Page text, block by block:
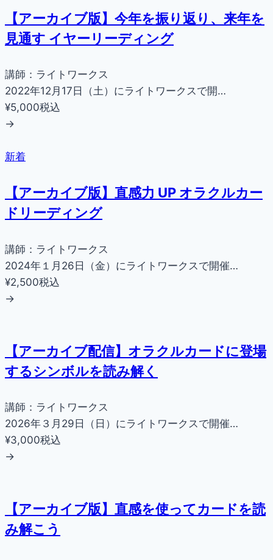
【アーカイブ版】今年を振り返り、来年を
見通す イヤーリーディング
講師：ライトワークス
2022年12月17日（土）にライトワークスで開…
¥5,000税込
→
新着
【アーカイブ版】直感力 UP オラクルカー
ドリーディング
講師：ライトワークス
2024年１月26日（金）にライトワークスで開催…
¥2,500税込
→
【アーカイブ配信】オラクルカードに登場
するシンボルを読み解く
講師：ライトワークス
2026年３月29日（日）にライトワークスで開催…
¥3,000税込
→
【アーカイブ版】直感を使ってカードを読
み解こう